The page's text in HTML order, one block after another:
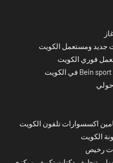
جديد ومستعمل الكويت
فوري الكويت
حولي
اكسسوارات تلفون الكويت
الكويت
رخيص